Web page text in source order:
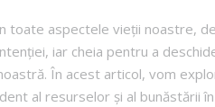
aspectele vieții noastre,
iar cheia pentru a
În acest articol, vom
al resurselor și al bunăstării